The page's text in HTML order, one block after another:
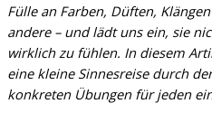
Fülle an Farben, Düften,
andere – und lädt uns ein, sie
wirklich zu fühlen. In diesem
eine kleine Sinnesreise durch
konkreten Übungen für jeden